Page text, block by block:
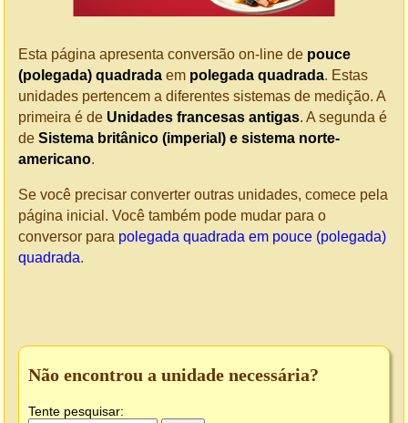
Esta página apresenta conversão on-line de pouce
(polegada) quadrada em polegada quadrada. Estas
unidades pertencem a diferentes sistemas de medição. A
primeira é de Unidades francesas antigas. A segunda é
de Sistema britânico (imperial) e sistema norte-
americano.
Se você precisar converter outras unidades, comece pela
página inicial. Você também pode mudar para o
conversor para polegada quadrada em pouce (polegada)
quadrada.
Não encontrou a unidade necessária?
Tente pesquisar: